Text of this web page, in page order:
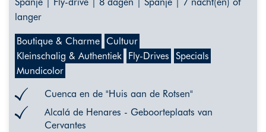
Spanje | Fly-drive | 8 dagen | Spanje | 7 nacht(en) of
langer
Boutique & Charme Cultuur
Kleinschalig & Authentiek
Fly-Drives
Specials
Mundicolor
Cuenca en de "Huis aan de Rotsen"
Alcalá de Henares - Geboorteplaats van
Cervantes